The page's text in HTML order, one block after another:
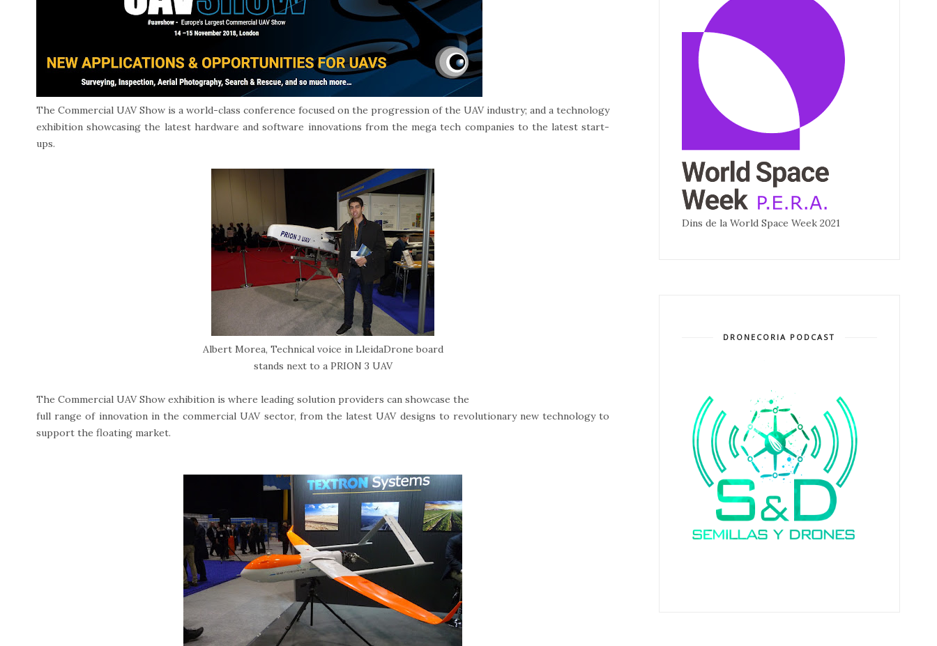
The Commercial UAV Show is a world-class conference focused on the progression of the UAV industry; and a technology
exhibition showcasing the latest hardware and software innovations from the mega tech companies to the latest start-
ups.
Albert Morea, Technical voice in LleidaDrone board
stands next to a PRION 3 UAV
The Commercial UAV Show exhibition is where leading solution providers can showcase the
full range of innovation in the commercial UAV sector, from the latest UAV designs to revolutionary new technology to
support the floating market.
Dins de la World Space Week 2021
DRONECORIA PODCAST